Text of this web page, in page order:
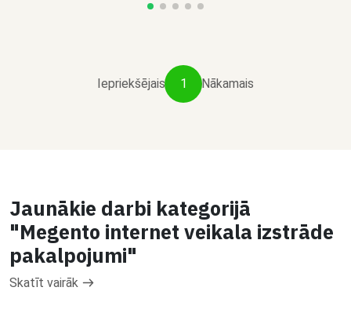
Iepriekšējais 1 Nākamais
Jaunākie darbi kategorijā
"Megento internet veikala izstrāde
pakalpojumi"
Skatīt vairāk